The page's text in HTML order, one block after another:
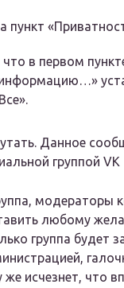
пункт
что в первом
Данное
группой VK
модераторы
любому
группа будет
же исчезнет, что